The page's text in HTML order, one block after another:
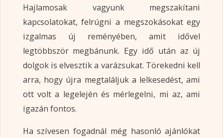
Hajlamosak vagyunk megszakítani
kapcsolatokat, felrúgni a megszokásokat egy
izgalmas új reményében, amit idővel
legtöbbször megbánunk. Egy idő után az új
dolgok is elvesztik a varázsukat. Törekedni kell
arra, hogy újra megtaláljuk a lelkesedést, ami
ott volt a legelején és mérlegelni, mi az, ami
igazán fontos.
Ha szívesen fogadnál még hasonló ajánlókat